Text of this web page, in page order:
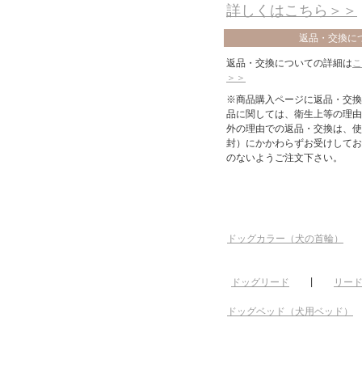
詳しくはこちら＞＞
返品・交換に
返品・交換についての詳細は
＞＞
※商品購入ページに返品・交
品に関しては、衛生上等の理
外の理由での返品・交換は、
封）にかかわらずお受けして
のないようご注文下さい。
ドッグカラー（犬の首輪）
ドッグリード リード
ドッグベッド（犬用ベッド）